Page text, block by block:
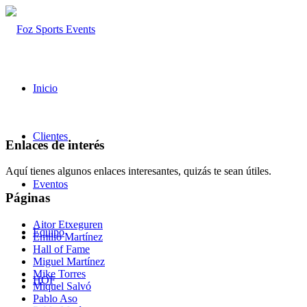
Inicio
Clientes
Eventos
Equipo
HOF
Enlaces de interés
Aquí tienes algunos enlaces interesantes, quizás te sean útiles.
Páginas
Aitor Etxeguren
Emilio Martínez
Hall of Fame
Miguel Martínez
Mike Torres
Miquel Salvó
Pablo Aso